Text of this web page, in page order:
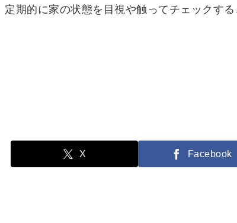
定期的に家の状態を目視や触ってチェックする
X Facebook